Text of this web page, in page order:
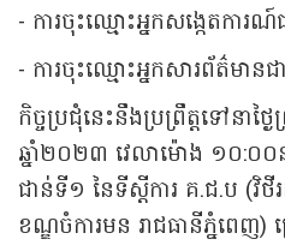
- ការចុះឈ្មោះអ្នកសង្កេតការណ៍
- ការចុះឈ្មោះអ្នកសារព័ត៌មាន
កិច្ចប្រជុំនេះនឹងប្រព្រឹត្តទៅនា
ឆ្នាំ២០២៣ វេលាម៉ោង ១០:០
ជាន់ទី១ នៃទីស្តីការ គ.ជ.ប (វិថី
ខណ្ឌចំការមន រាជធានីភ្នំពេញ